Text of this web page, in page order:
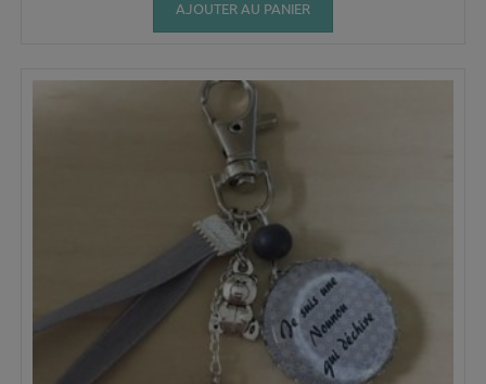
AJOUTER AU PANIER